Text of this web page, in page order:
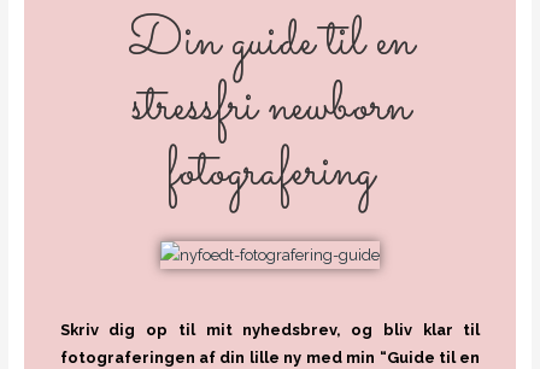
Din guide til en
stressfri newborn
fotografering
Skriv dig op til mit nyhedsbrev, og bliv klar til
fotograferingen af din lille ny med min “Guide til en